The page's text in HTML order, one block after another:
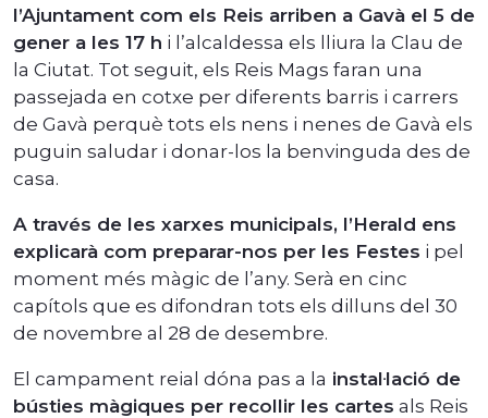
l’Ajuntament com els Reis arriben a Gavà el 5 de
gener a les 17 h i l’alcaldessa els lliura la Clau de
la Ciutat. Tot seguit, els Reis Mags faran una
passejada en cotxe per diferents barris i carrers
de Gavà perquè tots els nens i nenes de Gavà els
puguin saludar i donar-los la benvinguda des de
casa.
A través de les xarxes municipals, l’Herald ens
explicarà com preparar-nos per les Festes i pel
moment més màgic de l’any. Serà en cinc
capítols que es difondran tots els dilluns del 30
de novembre al 28 de desembre.
El campament reial dóna pas a la instal·lació de
bústies màgiques per recollir les cartes als Reis